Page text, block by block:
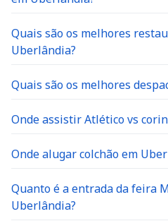
Quais são os melhores
Uberlândia?
Quais são os melhores
Onde assistir Atlético vs
Onde alugar colchão em
Quanto é a entrada da feira
Uberlândia?